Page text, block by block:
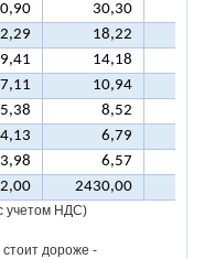
30,30
18,22
9,41 14,18
7,11 10,94
5,38 8,52
4,13 6,79
3,98 6,57
2430,00
учетом НДС)
дороже -